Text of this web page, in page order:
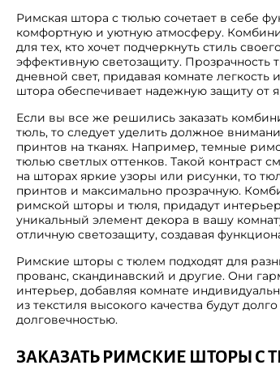
Римская штора с тюлью сочетает в себе
комфортную и уютную атмосферу.
для тех, кто хочет подчеркнуть стиль
эффективную светозащиту. Прозрачность
дневной свет, придавая комнате легкость
штора обеспечивает надежную защиту от
Если вы все же решились заказать
тюль, то следует уделить должное
принтов на тканях. Например, темные
тюлью светлых оттенков. Такой контраст
на шторах яркие узоры или рисунки, то
принтов и максимально прозрачную.
римской шторы и тюля, придадут
уникальный элемент декора в вашу
отличную светозащиту, создавая
Римские шторы с тюлем подходят для
прованс, скандинавский и другие. Они
интерьер, добавляя комнате
из текстиля высокого качества будут
долговечностью.
ЗАКАЗАТЬ РИМСКИЕ ШТОРЫ С